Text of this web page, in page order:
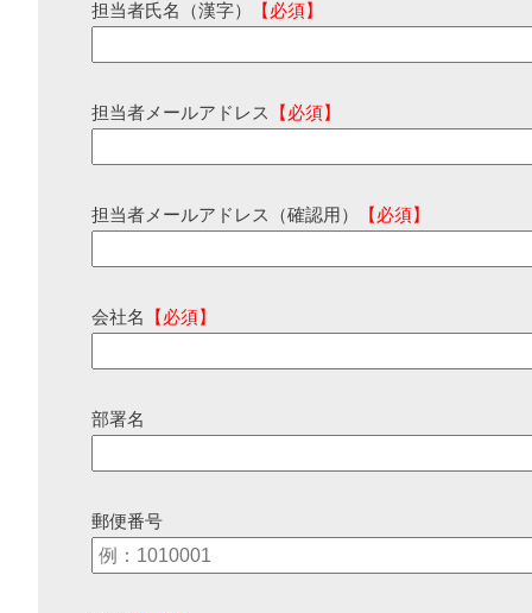
担当者氏名（漢字） 【必須】
担当者メールアドレス 【必須】
担当者メールアドレス（確認用） 【必須】
会社名 【必須】
部署名
郵便番号